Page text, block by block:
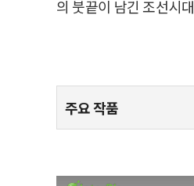
의 붓끝이 남긴 조선시
주요 작품